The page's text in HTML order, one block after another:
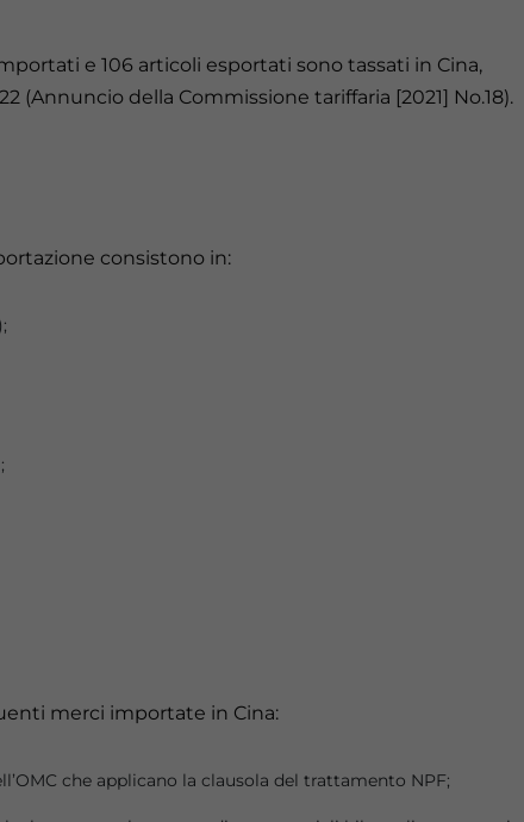
e 106 articoli esportati sono tassati in Cina,
(Annuncio della Commissione tariffaria [2021] No.18).
consistono in:
merci importate in Cina:
che applicano la clausola del trattamento NPF;